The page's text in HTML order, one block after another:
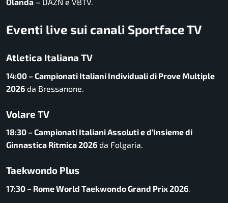
Eventi live sui canali Sportface TV
Atletica Italiana TV
14:00 – Campionati Italiani Individuali di Prove Multiple
2026 da Bressanone.
Volare TV
18:30 – Campionati Italiani Assoluti e d’Insieme di
Ginnastica Ritmica 2026 da Folgaria.
Taekwondo Plus
17:30 – Rome World Taekwondo Grand Prix 2026.